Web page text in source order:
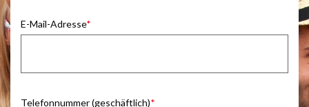
E-Mail-Adresse
Telefonnummer (geschäftlich)